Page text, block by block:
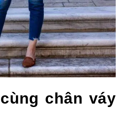
chân váy